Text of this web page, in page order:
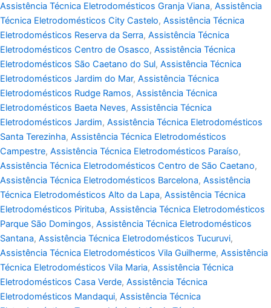
Assistência Técnica Eletrodomésticos Granja Viana, Assistência
Técnica Eletrodomésticos City Castelo, Assistência Técnica
Eletrodomésticos Reserva da Serra, Assistência Técnica
Eletrodomésticos Centro de Osasco, Assistência Técnica
Eletrodomésticos São Caetano do Sul, Assistência Técnica
Eletrodomésticos Jardim do Mar, Assistência Técnica
Eletrodomésticos Rudge Ramos, Assistência Técnica
Eletrodomésticos Baeta Neves, Assistência Técnica
Eletrodomésticos Jardim, Assistência Técnica Eletrodomésticos
Santa Terezinha, Assistência Técnica Eletrodomésticos
Campestre, Assistência Técnica Eletrodomésticos Paraíso,
Assistência Técnica Eletrodomésticos Centro de São Caetano,
Assistência Técnica Eletrodomésticos Barcelona, Assistência
Técnica Eletrodomésticos Alto da Lapa, Assistência Técnica
Eletrodomésticos Pirituba, Assistência Técnica Eletrodomésticos
Parque São Domingos, Assistência Técnica Eletrodomésticos
Santana, Assistência Técnica Eletrodomésticos Tucuruvi,
Assistência Técnica Eletrodomésticos Vila Guilherme, Assistência
Técnica Eletrodomésticos Vila Maria, Assistência Técnica
Eletrodomésticos Casa Verde, Assistência Técnica
Eletrodomésticos Mandaqui, Assistência Técnica